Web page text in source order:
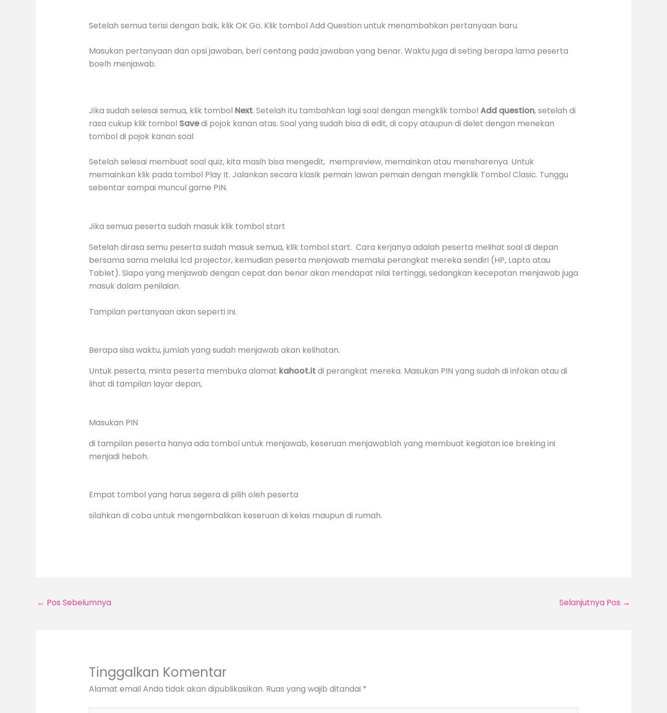
Setelah semua terisi dengan baik, klik OK Go. Klik tombol Add Question untuk menambahkan pertanyaan baru.
Masukan pertanyaan dan opsi jawaban, beri centang pada jawaban yang benar. Waktu juga di seting berapa lama peserta
boelh menjawab.
Jika sudah selesai semua, klik tombol Next. Setelah itu tambahkan lagi soal dengan mengklik tombol Add question, setelah di
rasa cukup klik tombol Savedi pojok kanan atas. Soal yang sudah bisa di edit, di copy ataupun di delet dengan menekan
tombol di pojok kanan soal
Setelah selesai membuat soal quiz, kita masih bisa mengedit, mempreview, memainkan atau mensharenya. Untuk
memainkan klik pada tombol Play It. Jalankan secara klasik pemain lawan pemain dengan mengklik Tombol Clasic. Tunggu
sebentar sampai muncul game PIN.
Jika semua peserta sudah masuk klik tombol start
Setelah dirasa semu peserta sudah masuk semua, klik tombol start. Cara kerjanya adalah peserta melihat soal di depan
bersama sama melalui lcd projector, kemudian peserta menjawab memalui perangkat mereka sendiri (HP, Lapto atau
Tablet). Siapa yang menjawab dengan cepat dan benar akan mendapat nilai tertinggi, sedangkan kecepatan menjawab juga
masuk dalam penilaian.
Tampilan pertanyaan akan seperti ini.
Berapa sisa waktu, jumlah yang sudah menjawab akan kelihatan.
Untuk peserta, minta peserta membuka alamat kahoot.itdi perangkat mereka. Masukan PIN yang sudah di infokan atau di
lihat di tampilan layar depan,
Masukan PIN
di tampilan peserta hanya ada tombol untuk menjawab, keseruan menjawablah yang membuat kegiatan ice breking ini
menjadi heboh.
Empat tombol yang harus segera di pilih oleh peserta
silahkan di coba untuk mengembalikan keseruan di kelas maupun di rumah.
← Pos Sebelumnya Selanjutnya Pos →
Tinggalkan Komentar
Alamat email Anda tidak akan dipublikasikan. Ruas yang wajib ditandai *